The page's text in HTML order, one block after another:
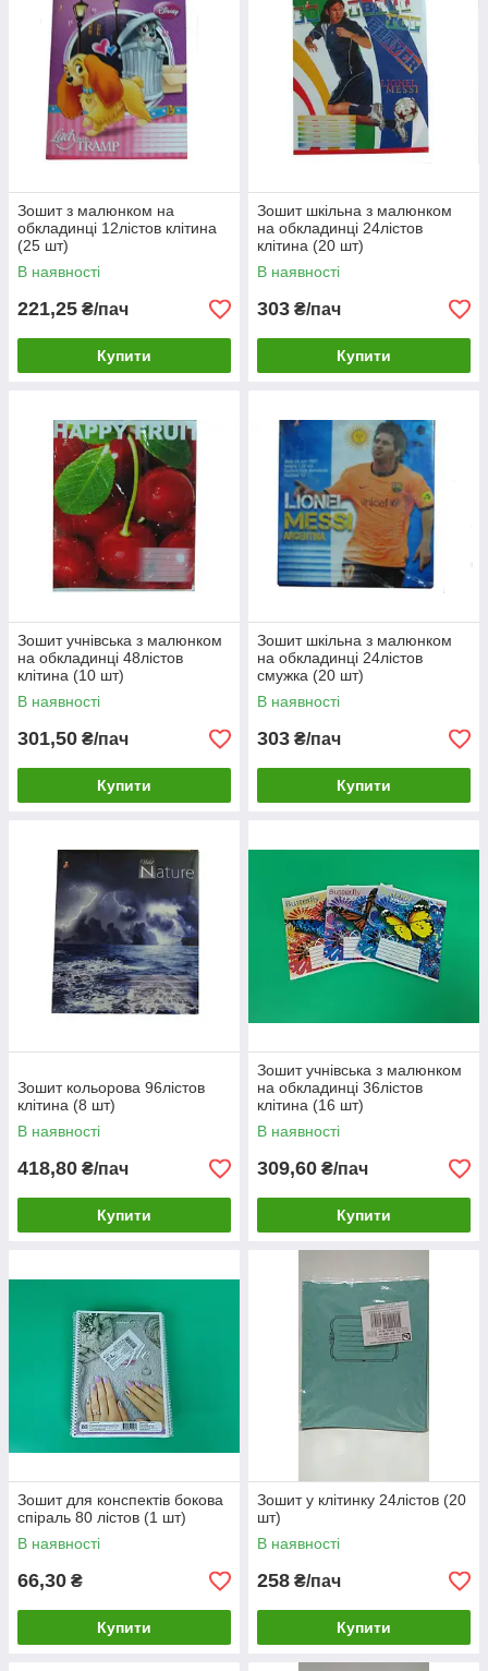
Зошит з малюнком на
обкладинці 12лістов клітина
(25 шт)
В наявності
221,25 ₴/пач
Купити
Зошит шкільна з малюнком
на обкладинці 24лістов
клітина (20 шт)
В наявності
303 ₴/пач
Купити
Зошит учнівська з малюнком
на обкладинці 48лістов
клітина (10 шт)
В наявності
301,50 ₴/пач
Купити
Зошит шкільна з малюнком
на обкладинці 24лістов
смужка (20 шт)
В наявності
303 ₴/пач
Купити
Зошит кольорова 96лістов
клітина (8 шт)
В наявності
418,80 ₴/пач
Купити
Зошит учнівська з малюнком
на обкладинці 36лістов
клітина (16 шт)
В наявності
309,60 ₴/пач
Купити
Зошит для конспектів бокова
спіраль 80 лістов (1 шт)
В наявності
66,30 ₴
Купити
Зошит у клітинку 24лістов (20
шт)
В наявності
258 ₴/пач
Купити